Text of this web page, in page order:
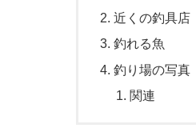
近くの釣具店
釣れる魚
釣り場の写真
関連